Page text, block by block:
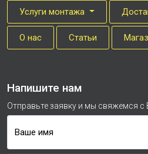
Услуги монтажа
О нас Cтатьи
Напишите нам
Отправьте заявку и мы свяжемся с
Ваше имя